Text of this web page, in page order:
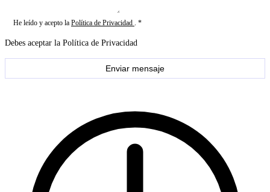
He leído y acepto la Política de Privacidad . *
Debes aceptar la Política de Privacidad
Enviar mensaje